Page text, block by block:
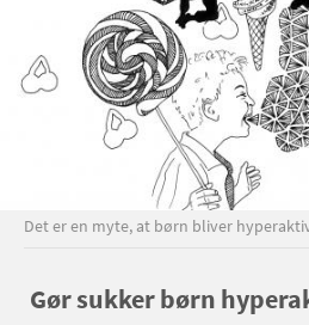
Det er en myte, at børn bliver
Gør sukker børn